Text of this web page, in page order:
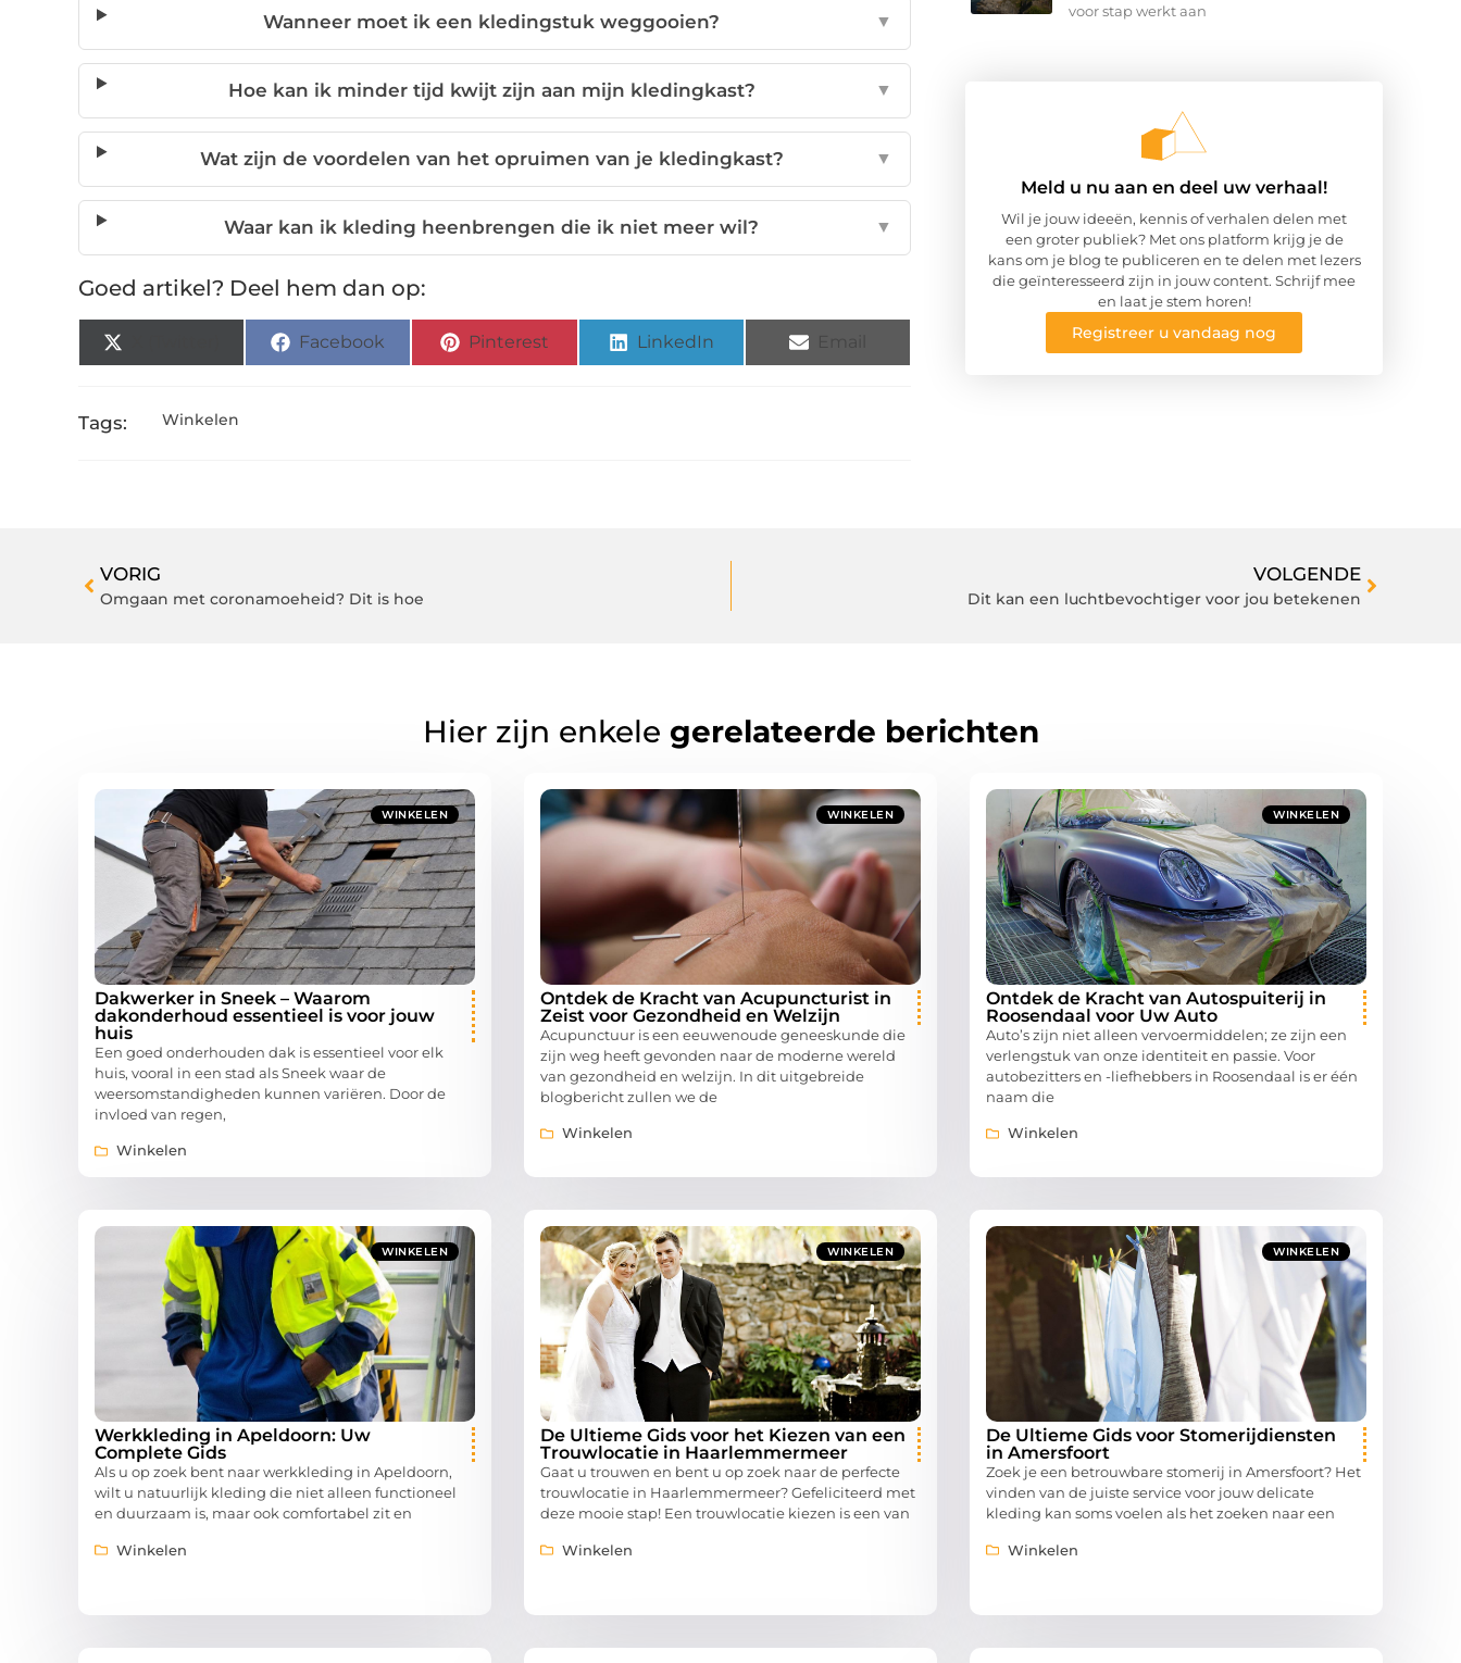
Wanneer moet ik een kledingstuk weggooien? ▼
Hoe kan ik minder tijd kwijt zijn aan mijn kledingkast? ▼
Wat zijn de voordelen van het opruimen van je kledingkast? ▼
Waar kan ik kleding heenbrengen die ik niet meer wil? ▼
Goed artikel? Deel hem dan op:
Facebook Pinterest LinkedIn
Tags: Winkelen
voor stap werkt aan
Meld u nu aan en deel uw verhaal!
Wil je jouw ideeën, kennis of verhalen delen met
een groter publiek? Met ons platform krijg je de
kans om je blog te publiceren en te delen met lezers
die geïnteresseerd zijn in jouw content. Schrijf mee
en laat je stem horen!
Registreer u vandaag nog
VORIG
Omgaan met coronamoeheid? Dit is hoe
VOLGENDE
Dit kan een luchtbevochtiger voor jou betekenen
Hier zijn enkele gerelateerde berichten
WINKELEN
Dakwerker in Sneek – Waarom
dakonderhoud essentieel is voor jouw
huis
Een goed onderhouden dak is essentieel voor elk
huis, vooral in een stad als Sneek waar de
weersomstandigheden kunnen variëren. Door de
invloed van regen,
Winkelen
WINKELEN
Ontdek de Kracht van Acupuncturist in
Zeist voor Gezondheid en Welzijn
Acupunctuur is een eeuwenoude geneeskunde die
zijn weg heeft gevonden naar de moderne wereld
van gezondheid en welzijn. In dit uitgebreide
blogbericht zullen we de
Winkelen
WINKELEN
Ontdek de Kracht van Autospuiterij in
Roosendaal voor Uw Auto
Auto’s zijn niet alleen vervoermiddelen; ze zijn een
verlengstuk van onze identiteit en passie. Voor
autobezitters en -liefhebbers in Roosendaal is er één
naam die
Winkelen
WINKELEN
Werkkleding in Apeldoorn: Uw
Complete Gids
Als u op zoek bent naar werkkleding in Apeldoorn,
wilt u natuurlijk kleding die niet alleen functioneel
en duurzaam is, maar ook comfortabel zit en
Winkelen
WINKELEN
De Ultieme Gids voor het Kiezen van een
Trouwlocatie in Haarlemmermeer
Gaat u trouwen en bent u op zoek naar de perfecte
trouwlocatie in Haarlemmermeer? Gefeliciteerd met
deze mooie stap! Een trouwlocatie kiezen is een van
Winkelen
WINKELEN
De Ultieme Gids voor Stomerijdiensten
in Amersfoort
Zoek je een betrouwbare stomerij in Amersfoort? Het
vinden van de juiste service voor jouw delicate
kleding kan soms voelen als het zoeken naar een
Winkelen